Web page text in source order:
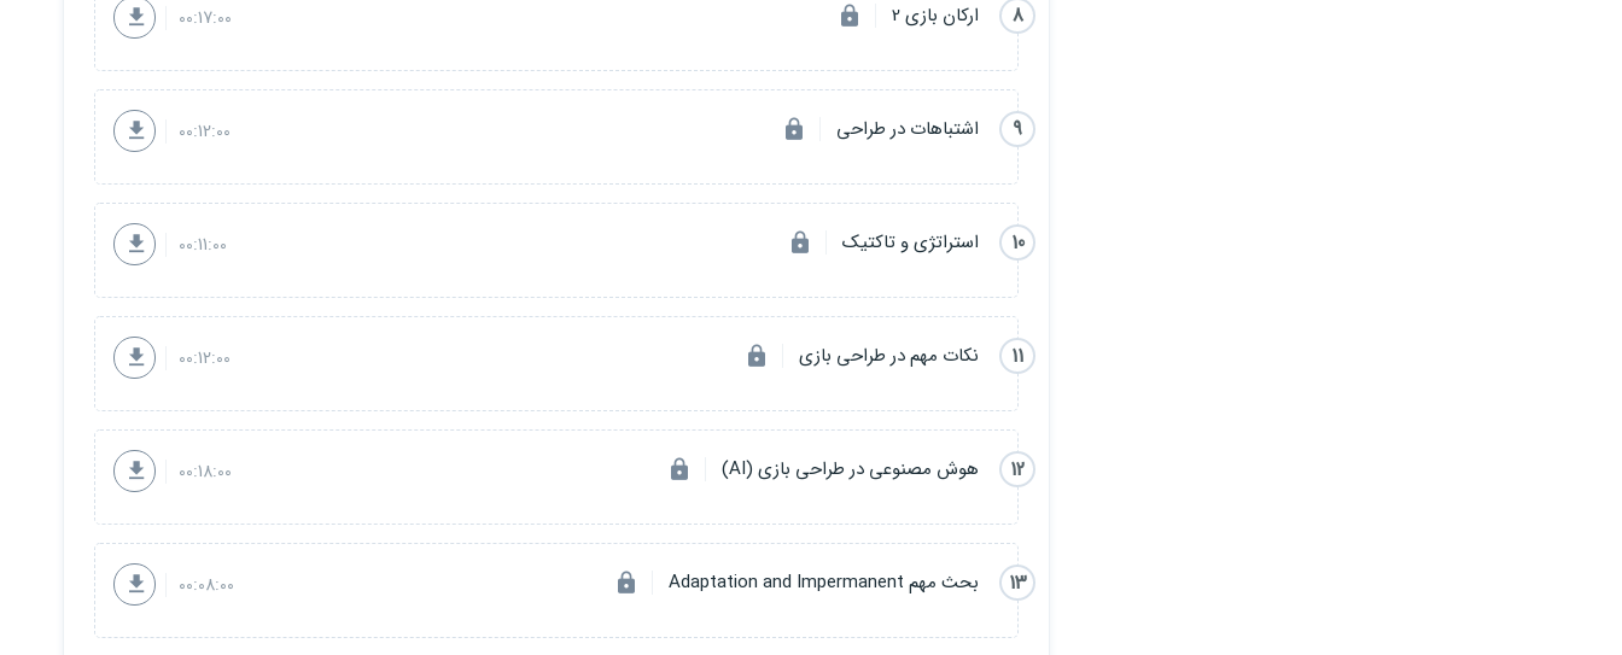
8 ارکان بازی 2 00:17:00
9 اشتباهات در طراحی 00:12:00
10 استراتژی و تاکتیک 00:11:00
11 نکات مهم در طراحی بازی 00:12:00
12 هوش مصنوعی در طراحی بازی (AI) 00:18:00
13 بحث مهم Adaptation and Impermanent 00:08:00